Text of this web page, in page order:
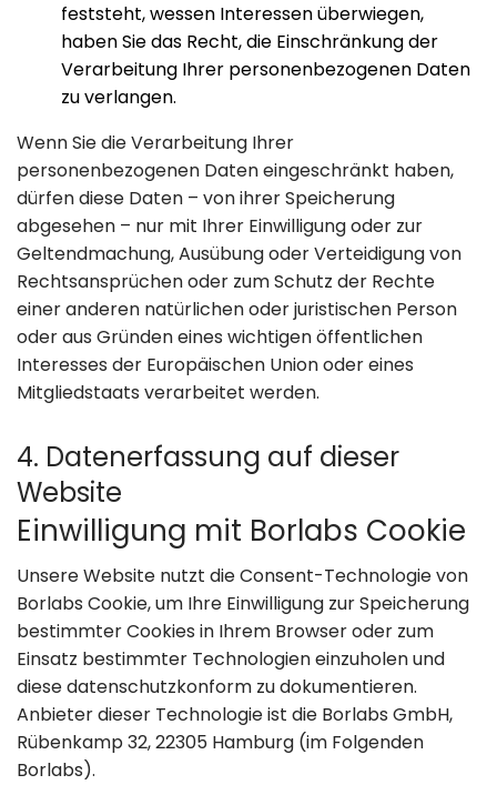
feststeht, wessen Interessen überwiegen,
haben Sie das Recht, die Einschränkung der
Verarbeitung Ihrer personenbezogenen Daten
zu verlangen.
Wenn Sie die Verarbeitung Ihrer
personenbezogenen Daten eingeschränkt haben,
dürfen diese Daten – von ihrer Speicherung
abgesehen – nur mit Ihrer Einwilligung oder zur
Geltendmachung, Ausübung oder Verteidigung von
Rechtsansprüchen oder zum Schutz der Rechte
einer anderen natürlichen oder juristischen Person
oder aus Gründen eines wichtigen öffentlichen
Interesses der Europäischen Union oder eines
Mitgliedstaats verarbeitet werden.
4. Datenerfassung auf dieser
Website
Einwilligung mit Borlabs Cookie
Unsere Website nutzt die Consent-Technologie von
Borlabs Cookie, um Ihre Einwilligung zur Speicherung
bestimmter Cookies in Ihrem Browser oder zum
Einsatz bestimmter Technologien einzuholen und
diese datenschutzkonform zu dokumentieren.
Anbieter dieser Technologie ist die Borlabs GmbH,
Rübenkamp 32, 22305 Hamburg (im Folgenden
Borlabs).